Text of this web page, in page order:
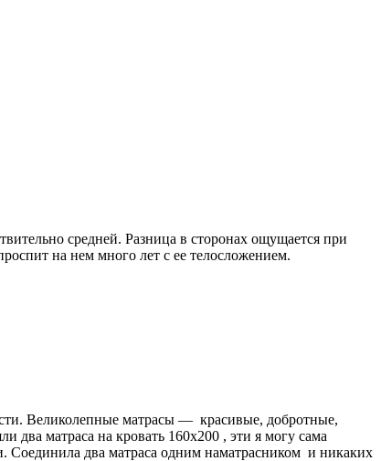
средней. Разница в сторонах ощущается при
на нем много лет с ее телосложением.
Великолепные матрасы — красивые, добротные,
два матраса на кровать 160х200 , эти я могу сама
Соединила два матраса одним наматрасником и никаких